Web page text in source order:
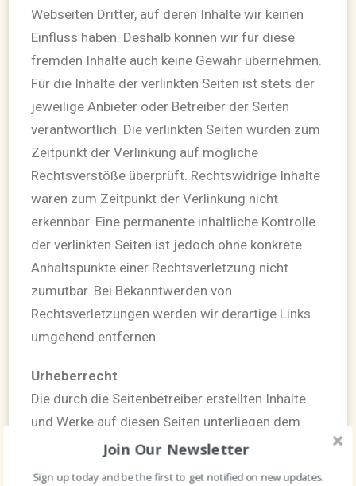
Webseiten Dritter, auf deren Inhalte wir keinen
Einfluss haben. Deshalb können wir für diese
fremden Inhalte auch keine Gewähr übernehmen.
Für die Inhalte der verlinkten Seiten ist stets der
jeweilige Anbieter oder Betreiber der Seiten
verantwortlich. Die verlinkten Seiten wurden zum
Zeitpunkt der Verlinkung auf mögliche
Rechtsverstöße überprüft. Rechtswidrige Inhalte
waren zum Zeitpunkt der Verlinkung nicht
erkennbar. Eine permanente inhaltliche Kontrolle
der verlinkten Seiten ist jedoch ohne konkrete
Anhaltspunkte einer Rechtsverletzung nicht
zumutbar. Bei Bekanntwerden von
Rechtsverletzungen werden wir derartige Links
umgehend entfernen.
Urheberrecht
Die durch die Seitenbetreiber erstellten Inhalte
und Werke auf diesen Seiten unterliegen dem
deutschen Urheberrecht. Die Vervielfältigung,
Join Our Newsletter
Sign up today and be the first to get notified on new updates.